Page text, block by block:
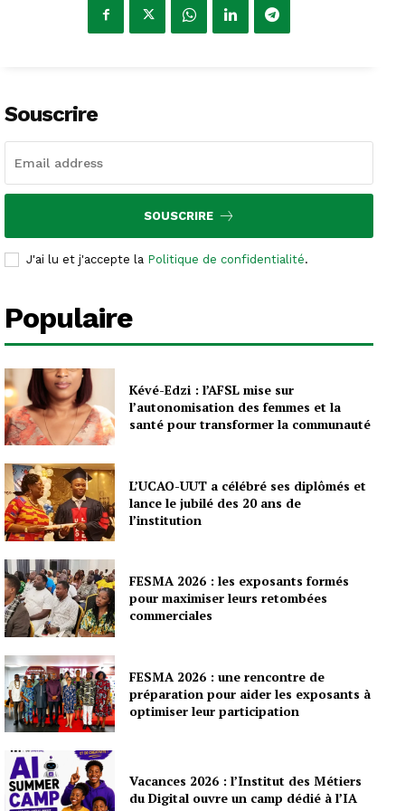
Souscrire
SOUSCRIRE
J'ai lu et j'accepte la Politique de confidentialité.
Populaire
Kévé-Edzi : l’AFSL mise sur
l’autonomisation des femmes et la
santé pour transformer la communauté
L’UCAO-UUT a célébré ses diplômés et
lance le jubilé des 20 ans de
l’institution
FESMA 2026 : les exposants formés
pour maximiser leurs retombées
commerciales
FESMA 2026 : une rencontre de
préparation pour aider les exposants à
optimiser leur participation
Vacances 2026 : l’Institut des Métiers
du Digital ouvre un camp dédié à l’IA